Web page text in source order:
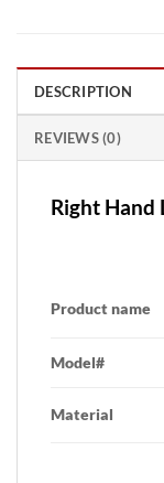
DESCRIPTION
REVIEWS (0)
Right Hand
Product name
Model#
Material